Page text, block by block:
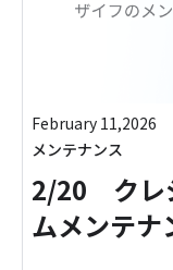
February 11,2026
メンテナンス
2/20 クレ
ムメンテナ